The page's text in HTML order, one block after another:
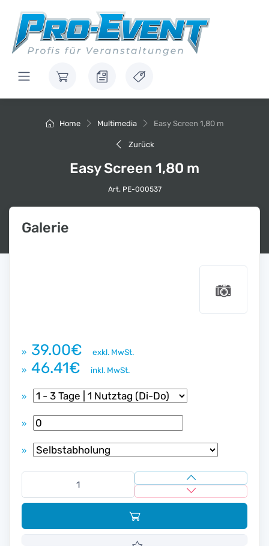
Home Multimedia Easy Screen 1,80 m
Zurück
Easy Screen 1,80 m
Art. PE-000537
Galerie
» 39.00€
exkl. MwSt.
» 46.41€ inkl. MwSt.
»
»
»